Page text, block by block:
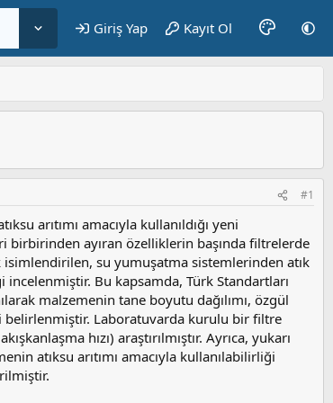
Giriş Yap Kayıt Ol
#1
arıtımı amacıyla kullanıldığı yeni
ayıran özelliklerin başında filtrelerde
su yumuşatma sistemlerinden atık
Bu kapsamda, Türk Standartları
malzemenin tane boyutu dağılımı, özgül
belirlenmiştir. Laboratuvarda kurulu bir filtre
hızı) araştırılmıştır. Ayrıca, yukarı
atıksu arıtımı amacıyla kullanılabilirliği